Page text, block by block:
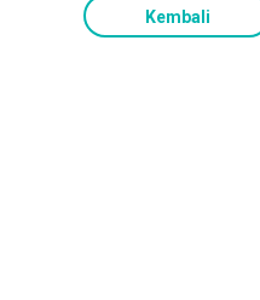
Kembali